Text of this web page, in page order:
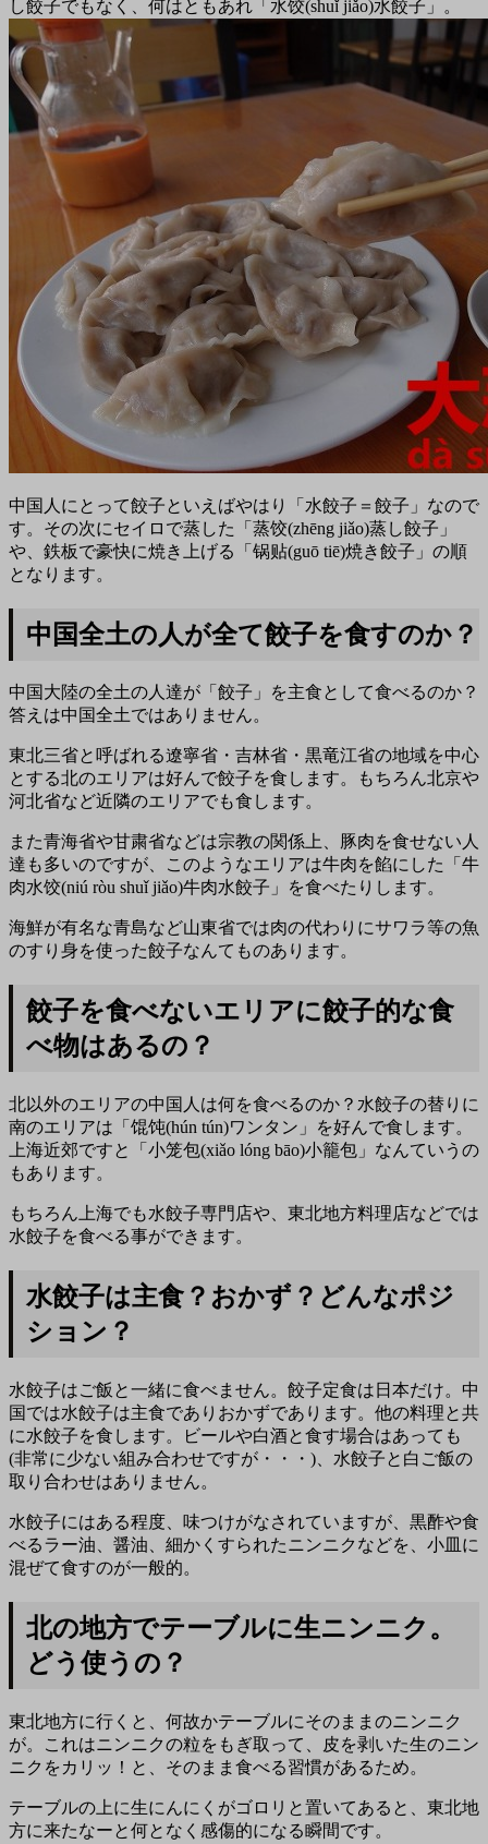
し餃子でもなく、何はともあれ「水饺(shuǐ jiǎo)水餃子」。
中国人にとって餃子といえばやはり「水餃子＝餃子」なので
す。その次にセイロで蒸した「蒸饺(zhēng jiǎo)蒸し餃子」
や、鉄板で豪快に焼き上げる「锅贴(guō tiē)焼き餃子」の順
となります。
中国全土の人が全て餃子を食すのか？
中国大陸の全土の人達が「餃子」を主食として食べるのか？
答えは中国全土ではありません。
東北三省と呼ばれる遼寧省・吉林省・黒竜江省の地域を中心
とする北のエリアは好んで餃子を食します。もちろん北京や
河北省など近隣のエリアでも食します。
また青海省や甘粛省などは宗教の関係上、豚肉を食せない人
達も多いのですが、このようなエリアは牛肉を餡にした「牛
肉水饺(niú ròu shuǐ jiǎo)牛肉水餃子」を食べたりします。
海鮮が有名な青島など山東省では肉の代わりにサワラ等の魚
のすり身を使った餃子なんてものあります。
餃子を食べないエリアに餃子的な食
べ物はあるの？
北以外のエリアの中国人は何を食べるのか？水餃子の替りに
南のエリアは「馄饨(hún tún)ワンタン」を好んで食します。
上海近郊ですと「小笼包(xiǎo lóng bāo)小籠包」なんていうの
もあります。
もちろん上海でも水餃子専門店や、東北地方料理店などでは
水餃子を食べる事ができます。
水餃子は主食？おかず？どんなポジ
ション？
水餃子はご飯と一緒に食べません。餃子定食は日本だけ。中
国では水餃子は主食でありおかずであります。他の料理と共
に水餃子を食します。ビールや白酒と食す場合はあっても
(非常に少ない組み合わせですが・・・)、水餃子と白ご飯の
取り合わせはありません。
水餃子にはある程度、味つけがなされていますが、黒酢や食
べるラー油、醤油、細かくすられたニンニクなどを、小皿に
混ぜて食すのが一般的。
北の地方でテーブルに生ニンニク。
どう使うの？
東北地方に行くと、何故かテーブルにそのままのニンニク
が。これはニンニクの粒をもぎ取って、皮を剥いた生のニン
ニクをカリッ！と、そのまま食べる習慣があるため。
テーブルの上に生にんにくがゴロリと置いてあると、東北地
方に来たなーと何となく感傷的になる瞬間です。